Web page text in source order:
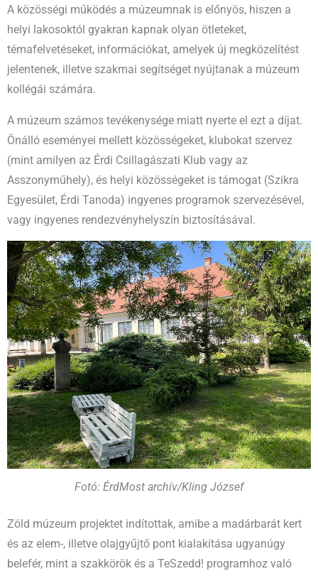
A közösségi működés a múzeumnak is előnyös, hiszen a
helyi lakosoktól gyakran kapnak olyan ötleteket,
témafelvetéseket, információkat, amelyek új megközelítést
jelentenek, illetve szakmai segítséget nyújtanak a múzeum
kollégái számára.
A múzeum számos tevékenysége miatt nyerte el ezt a díjat.
Önálló eseményei mellett közösségeket, klubokat szervez
(mint amilyen az Érdi Csillagászati Klub vagy az
Asszonyműhely), és helyi közösségeket is támogat (Szikra
Egyesület, Érdi Tanoda) ingyenes programok szervezésével,
vagy ingyenes rendezvényhelyszín biztosításával.
Fotó: ÉrdMost archív/Kling József
Zöld múzeum projektet indítottak, amibe a madárbarát kert
és az elem-, illetve olajgyűjtő pont kialakítása ugyanúgy
belefér, mint a szakkörök és a TeSzedd! programhoz való